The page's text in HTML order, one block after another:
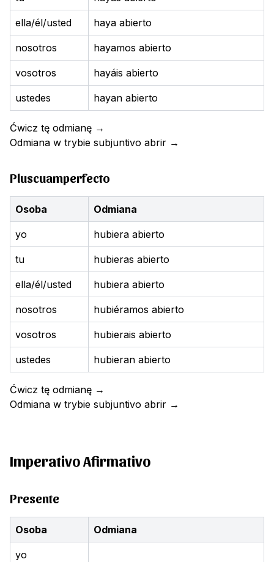
ella/él/usted haya abierto
nosotros hayamos abierto
vosotros hayáis abierto
ustedes hayan abierto
Ćwicz tę odmianę →
Odmiana w trybie subjuntivo abrir →
Pluscuamperfecto
Osoba Odmiana
yo hubiera abierto
tu hubieras abierto
ella/él/usted hubiera abierto
nosotros hubiéramos abierto
vosotros hubierais abierto
ustedes hubieran abierto
Ćwicz tę odmianę →
Odmiana w trybie subjuntivo abrir →
Imperativo Afirmativo
Presente
Osoba Odmiana
yo